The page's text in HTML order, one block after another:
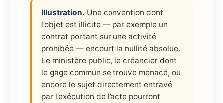
Illustration. Une convention dont
l’objet est illicite — par exemple un
contrat portant sur une activité
prohibée — encourt la nullité absolue.
Le ministère public, le créancier dont
le gage commun se trouve menacé, ou
encore le sujet directement entravé
par l’exécution de l’acte pourront